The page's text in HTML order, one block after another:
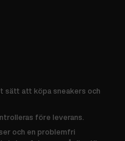
sätt att köpa sneakers och
före leverans.
och en problemfri